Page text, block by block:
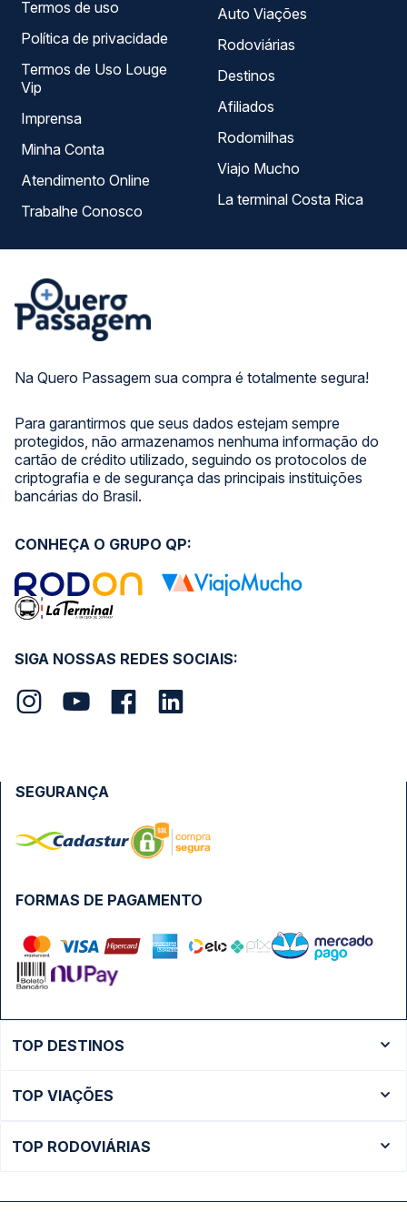
Na Quero Passagem sua compra é totalmente segura!
Para garantirmos que seus dados estejam sempre
protegidos, não armazenamos nenhuma informação do
cartão de crédito utilizado, seguindo os protocolos de
criptografia e de segurança das principais instituições
bancárias do Brasil.
Termos de uso
Política de privacidade
Termos de Uso Louge
Vip
Imprensa
Minha Conta
Atendimento Online
Trabalhe Conosco
Auto Viações
Rodoviárias
Destinos
Afiliados
Rodomilhas
Viajo Mucho
La terminal Costa Rica
SIGA NOSSAS REDES SOCIAIS:
CONHEÇA O GRUPO QP:
FORMAS DE PAGAMENTO
SEGURANÇA
TOP DESTINOS
Ônibus São Paulo
TOP VIAÇÕES
TOP RODOVIÁRIAS